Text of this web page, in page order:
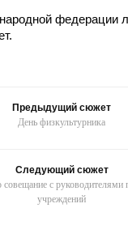
федерации
Предыдущий сюжет
День физкультурника
Следующий сюжет
с руководителями
учреждений